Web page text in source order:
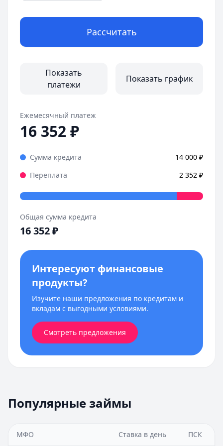
Рассчитать
Показать
платежи
Показать график
Ежемесячный платеж
16 352₽
Сумма кредита 14 000 ₽
Переплата
2 352 ₽
Общая сумма кредита
16 352₽
Интересуют финансовые
продукты?
Изучите наши предложения по кредитам и
вкладам с выгодными условиями.
Смотреть предложения
Популярные займы
МФО Ставка в день ПСК